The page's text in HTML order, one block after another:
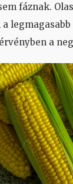
fáznak.
érvényben a